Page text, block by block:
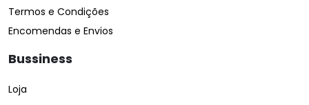
Termos e Condições
Encomendas e Envios
Bussiness
Loja